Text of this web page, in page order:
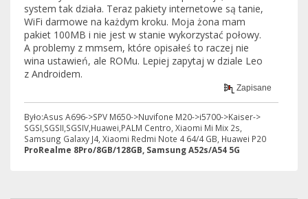
system tak działa. Teraz pakiety internetowe są tanie,
WiFi darmowe na każdym kroku. Moja żona mam
pakiet 100MB i nie jest w stanie wykorzystać połowy.
A problemy z mmsem, które opisałeś to raczej nie
wina ustawień, ale ROMu. Lepiej zapytaj w dziale Leo
z Androidem.
Zapisane
Było:Asus A696->SPV M650->Nuvifone M20->i5700->Kaiser->
SGSI,SGSII,SGSIV,Huawei,PALM Centro, Xiaomi Mi Mix 2s,
Samsung Galaxy J4, Xiaomi Redmi Note 4 64/4 GB, Huawei P20
ProRealme 8Pro/8GB/128GB, Samsung A52s/A54 5G